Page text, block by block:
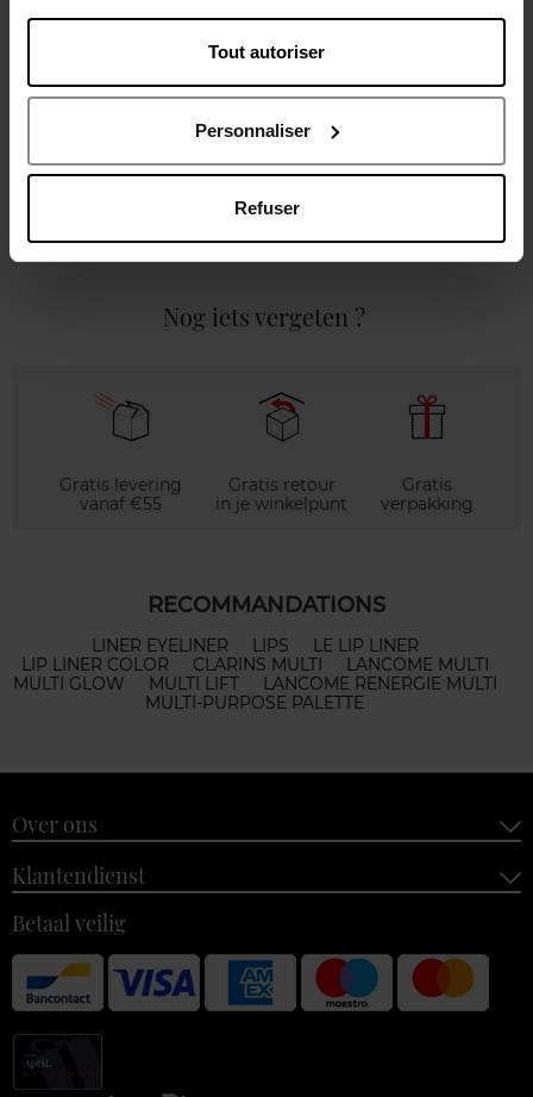
Tout autoriser
Personnaliser
Refuser
Beschrijving
Karakteristieken
Review Beleid inzake klantbeoordelingen
Nog iets vergeten ?
Gratis levering
vanaf €55
Gratis retour
in je winkelpunt
Gratis
verpakking
RECOMMANDATIONS
LINER EYELINER LIPS
LE LIP LINER
LIP LINER COLOR
CLARINS MULTI
LANCOME MULTI
MULTI GLOW
MULTI LIFT
LANCOME RENERGIE MULTI
MULTI-PURPOSE PALETTE
Over ons
Klantendienst
Betaal veilig